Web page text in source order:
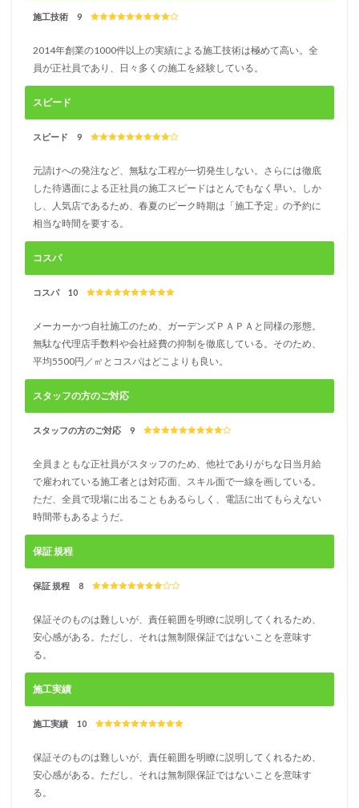
5
ール
ドマ
5.1
フィ
ドマ
ジッ
クの
総合
評価
フィ
ール
ドマ
クの
ミ情
報
6
イン
パン
6.1
スタ
ーラ
イン
ジャ
合評
6.2
ジャ
パン
の口
7
たか
施工技術 9
2014年創業の1000件以上の実績による施工技術は極めて高い。全
員が正社員であり、日々多くの施工を経験している。
スピード
スピード 9
元請けへの発注など、無駄な工程が一切発生しない。さらには徹底
した待遇面による正社員の施工スピードはとんでもなく早い。しか
し、人気店であるため、春夏のピーク時期は「施工予定」の予約に
相当な時間を要する。
コスパ
コスパ 10
メーカーかつ自社施工のため、ガーデンズＰＡＰＡと同様の形態。
無駄な代理店手数料や会社経費の抑制を徹底している。そのため、
平均5500円／㎡とコスパはどこよりも良い。
スタッフの方のご対応
スタッフの方のご対応 9
全員まともな正社員がスタッフのため、他社でありがちな日当月給
で雇われている施工者とは対応面、スキル面で一線を画している。
ただ、全員で現場に出ることもあるらしく、電話に出てもらえない
時間帯もあるようだ。
保証 規程
保証 規程 8
保証そのものは難しいが、責任範囲を明瞭に説明してくれるため、
安心感がある。ただし、それは無制限保証ではないことを意味す
る。
施工実績
施工実績 10
保証そのものは難しいが、責任範囲を明瞭に説明してくれるため、
安心感がある。ただし、それは無制限保証ではないことを意味す
る。